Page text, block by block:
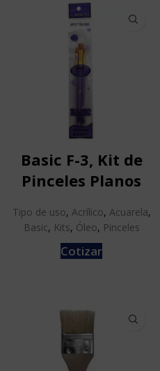
Basic F-3, Kit de
Pinceles Planos
Tipo de uso, Acrílico, Acuarela,
Basic, Kits, Óleo, Pinceles
Cotizar